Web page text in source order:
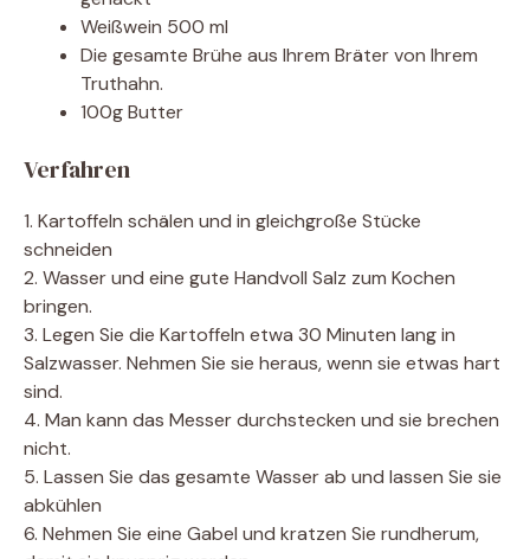
Weißwein 500 ml
Die gesamte Brühe aus Ihrem Bräter von Ihrem
Truthahn.
100g Butter
Verfahren
1. Kartoffeln schälen und in gleichgroße Stücke
schneiden
2. Wasser und eine gute Handvoll Salz zum Kochen
bringen.
3. Legen Sie die Kartoffeln etwa 30 Minuten lang in
Salzwasser. Nehmen Sie sie heraus, wenn sie etwas hart
sind.
4. Man kann das Messer durchstecken und sie brechen
nicht.
5. Lassen Sie das gesamte Wasser ab und lassen Sie sie
abkühlen
6. Nehmen Sie eine Gabel und kratzen Sie rundherum,